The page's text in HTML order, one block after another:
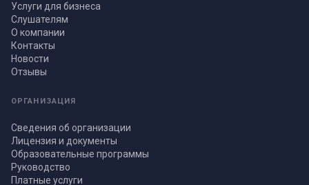
Услуги для бизнеса
Слушателям
О компании
Контакты
Новости
Отзывы
ОРГАНИЗАЦИЯ
Сведения об организации
Лицензия и документы
Образовательные программы
Руководство
Платные услуги